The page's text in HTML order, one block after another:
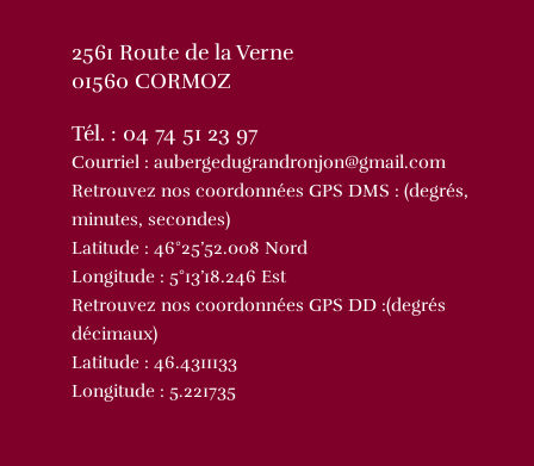
2561 Route de la Verne
01560 CORMOZ
Tél. : 04 74 51 23 97
Courriel : aubergedugrandronjon@gmail.com
Retrouvez nos coordonnées GPS DMS : (degrés,
minutes, secondes)
Latitude : 46°25’52.008 Nord
Longitude : 5°13’18.246 Est
Retrouvez nos coordonnées GPS DD :(degrés
décimaux)
Latitude : 46.4311133
Longitude : 5.221735